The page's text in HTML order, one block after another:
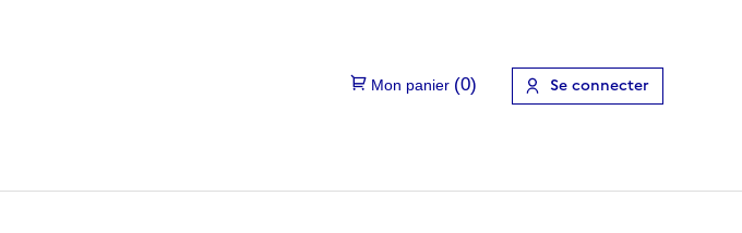
Se connecter